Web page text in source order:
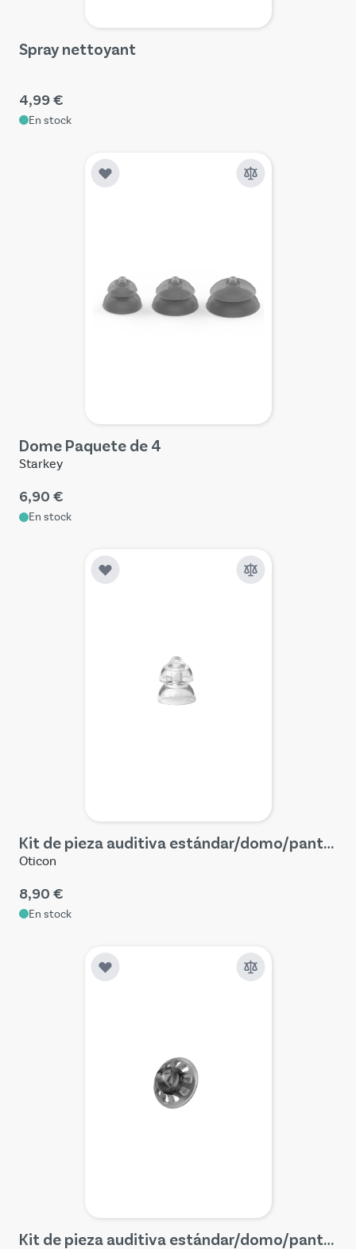
Spray nettoyant
4,99 €
En stock
Dome Paquete de 4
Starkey
6,90 €
En stock
Kit de pieza auditiva estándar/domo/pantalla miniFit (4 piezas)
Oticon
8,90 €
En stock
Kit de pieza auditiva estándar/domo/pantalla (4 piezas) – Signia AX/IX